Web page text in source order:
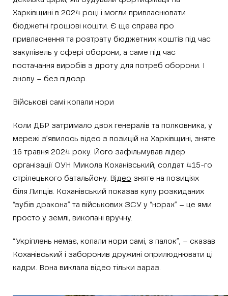
Харківщині в 2024 році і могли привласнювати
бюджетні грошові кошти. Є ще справа про
привласнення та розтрату бюджетних коштів під час
закупівель у сфері оборони, а саме під час
постачання виробів з дроту для потреб оборони. І
знову – без підозр.
Військові самі копали нори
Коли ДБР затримало двох генералів та полковника, у
мережі з’явилось відео з позицій на Харківщині, зняте
16 травня 2024 року. Його зафільмував лідер
організації ОУН Микола Коханівський, солдат 415-го
стрілецького батальйону. Відео зняте на позиціях
біля Липців. Коханівський показав купу розкиданих
“зубів дракона” та військових ЗСУ у “норах” – це ями
просто у землі, викопані вручну.
“Укріплень немає, копали нори самі, з палок”, – сказав
Коханівський і заборонив дружині оприлюднювати ці
кадри. Вона виклала відео тільки зараз.